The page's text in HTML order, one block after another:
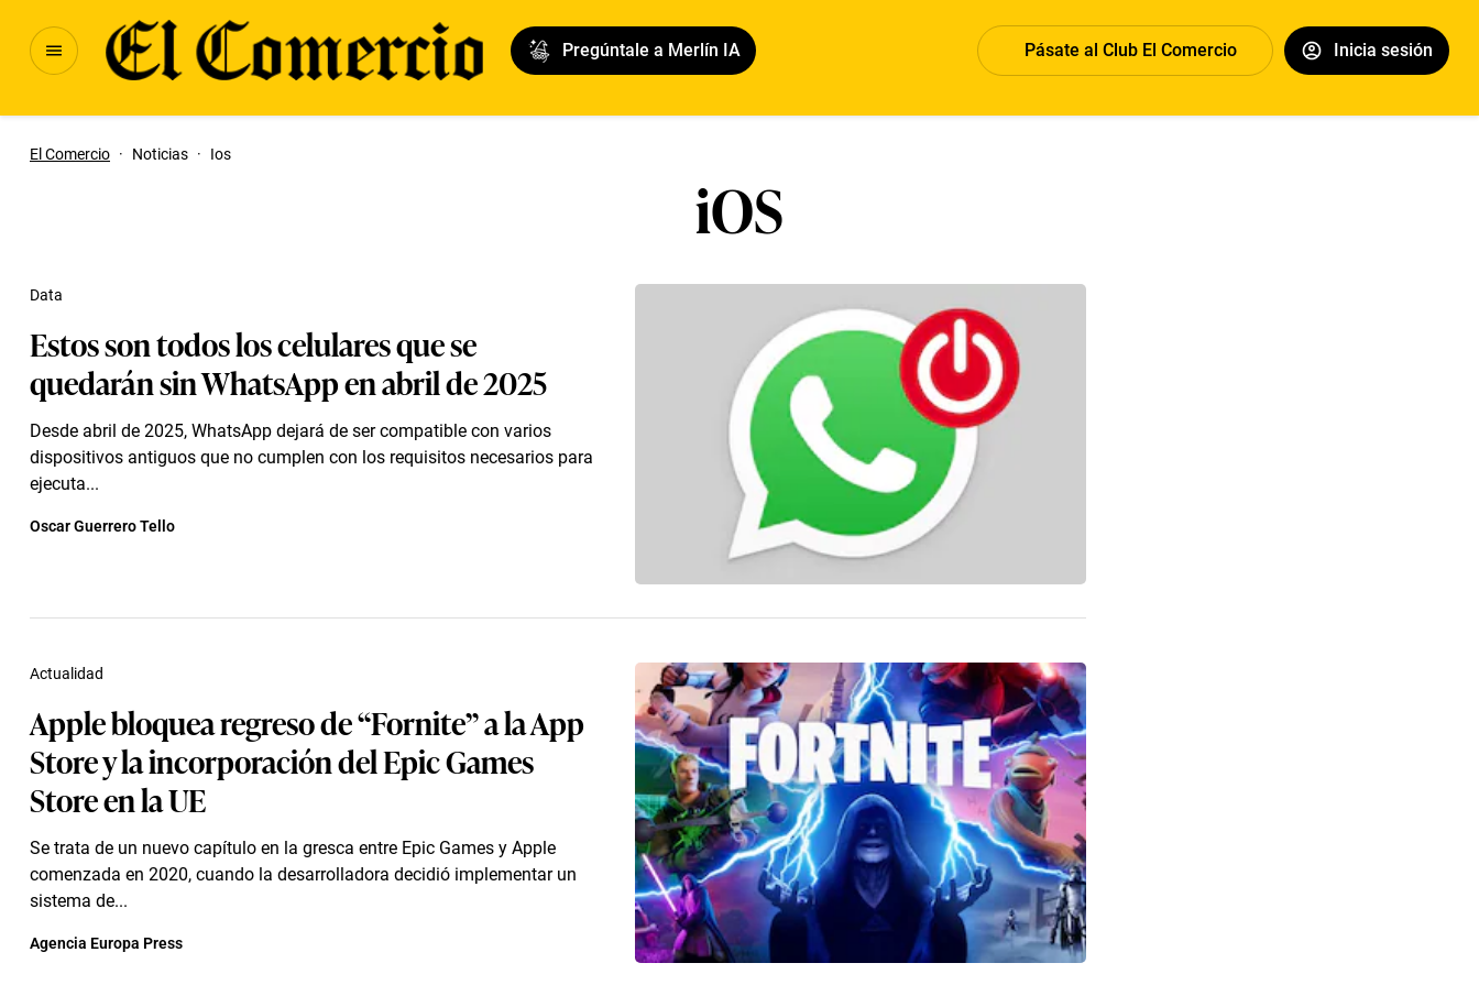
Pregúntale a Merlín IA Pásate al Club El Comercio Inicia sesión
El Comercio · Noticias · Ios
iOS
Estos son todos los celulares que se
quedarán sin WhatsApp en abril de 2025
Desde abril de 2025, WhatsApp dejará de ser compatible con varios
dispositivos antiguos que no cumplen con los requisitos necesarios para
ejecuta...
Data
Oscar Guerrero Tello
Apple bloquea regreso de “Fornite” a la App
Store y la incorporación del Epic Games
Store en la UE
Se trata de un nuevo capítulo en la gresca entre Epic Games y Apple
comenzada en 2020, cuando la desarrolladora decidió implementar un
sistema de...
Actualidad
Agencia Europa Press